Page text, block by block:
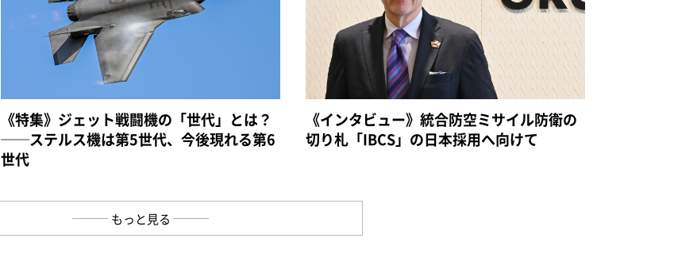
《特集》ジェット戦闘機の「世代」とは？
──ステルス機は第5世代、今後現れる第6
世代
《インタビュー》統合防空ミサイル防衛の
切り札「IBCS」の日本採用へ向けて
もっと見る